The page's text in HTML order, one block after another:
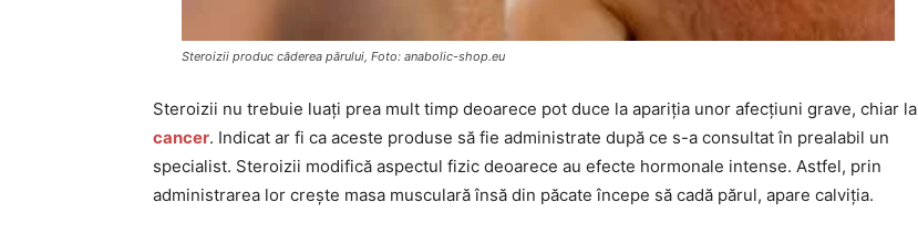
Steroizii produc căderea părului, Foto: anabolic-shop.eu
Steroizii nu trebuie luați prea mult timp deoarece pot duce la apariția unor afecțiuni grave, chiar la
cancer. Indicat ar fi ca aceste produse să fie administrate după ce s-a consultat în prealabil un
specialist. Steroizii modifică aspectul fizic deoarece au efecte hormonale intense. Astfel, prin
administrarea lor crește masa musculară însă din păcate începe să cadă părul, apare calviția.